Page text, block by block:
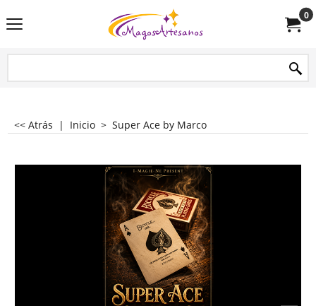
0
<< Atrás | Inicio > Super Ace by Marco